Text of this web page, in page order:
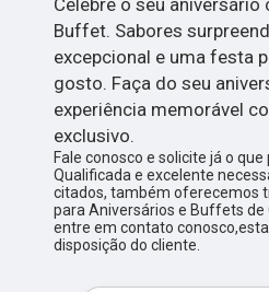
Celebre o seu
Buffet. Sabores
excepcional e uma festa
gosto. Faça do seu
experiência memorável
exclusivo.
Fale conosco e solicite já o
Qualificada e excelente
citados, também oferecemos
para Aniversários e Buffets de
entre em contato
disposição do cliente.